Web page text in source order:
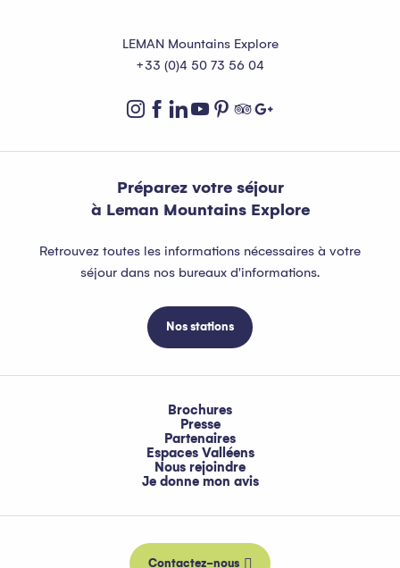
LEMAN Mountains Explore
+33 (0)4 50 73 56 04
Préparez votre séjour
à Leman Mountains Explore
Retrouvez toutes les informations nécessaires à votre
séjour dans nos bureaux d'informations.
Nos stations
Brochures
Presse
Partenaires
Espaces Valléens
Nous rejoindre
Je donne mon avis
Contactez-nous